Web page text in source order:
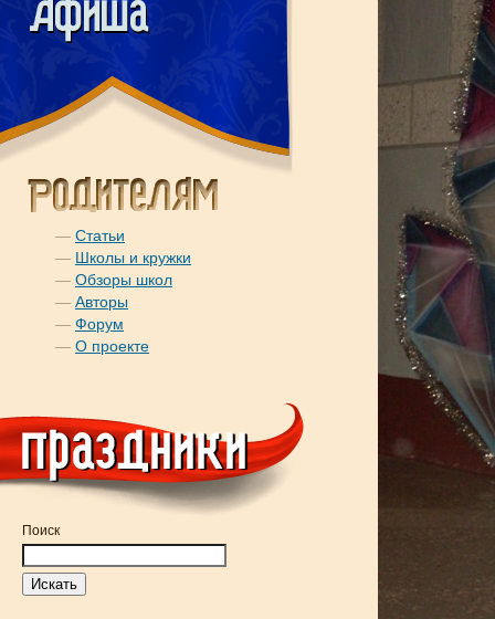
— Статьи
— Школы и кружки
— Обзоры школ
— Авторы
— Форум
— О проекте
Поиск